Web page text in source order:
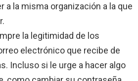
a la misma organización a la que
la legitimidad de los
electrónico que recibe de
Incluso si le urge a hacer algo